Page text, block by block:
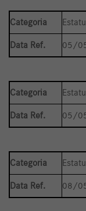
Categoria
Data Ref. 05/
Categoria
Data Ref. 05/
Categoria
Data Ref. 08/